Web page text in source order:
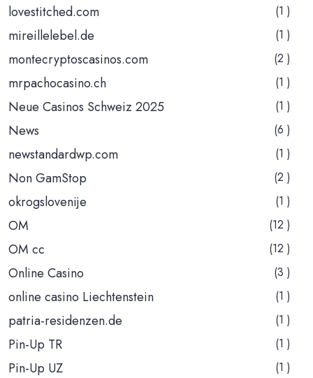
lovestitched.com (1 )
mireillelebel.de (1 )
montecryptoscasinos.com (2 )
mrpachocasino.ch (1 )
Neue Casinos Schweiz 2025 (1 )
News (6 )
newstandardwp.com (1 )
Non GamStop (2 )
okrogslovenije (1 )
OM (12 )
OM cc (12 )
Online Casino (3 )
online casino Liechtenstein (1 )
patria-residenzen.de (1 )
Pin-Up TR (1 )
Pin-Up UZ (1 )